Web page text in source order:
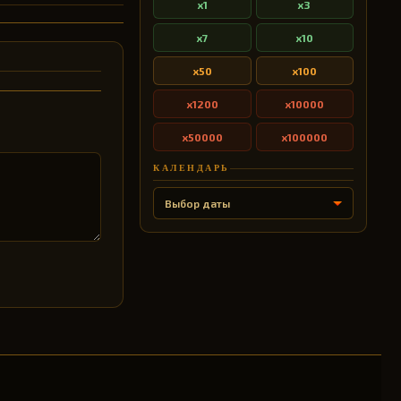
x1 x3
x7 x10
x50 x100
x1200 x10000
x50000 x100000
КАЛЕНДАРЬ
Выбор даты